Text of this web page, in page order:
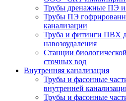
Трубы дренажные ПЭ
Трубы ПЭ
канализации
Труба и фитинги ПВХ
навозоудаления
Станции
сточных вод
Внутренняя канализация
Трубы и фасонные
внутренней
Трубы и фасонные